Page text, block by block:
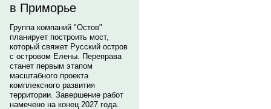
в Приморье
Группа компаний "Остов"
планирует построить мост,
который свяжет Русский остров
с островом Елены. Переправа
станет первым этапом
масштабного проекта
комплексного развития
территории. Завершение работ
намечено на конец 2027 года.